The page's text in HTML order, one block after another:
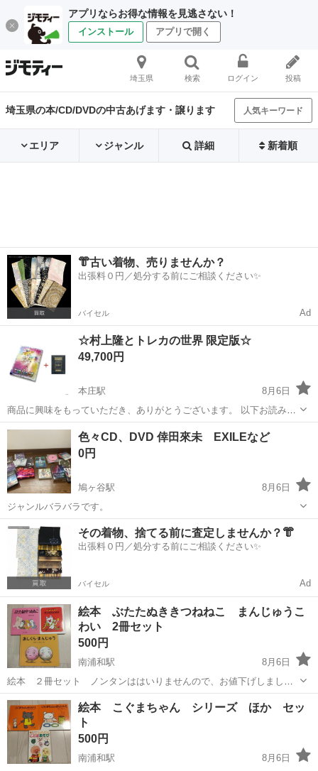
アプリならお得な情報を見逃さない！
インストール アプリで開く
埼玉県 検索 ログイン 投稿
埼玉県の本/CD/DVDの中古あげます・譲ります 人気キーワード
エリア ジャンル 詳細 新着順
👘古い着物、売りませんか？
出張料０円／処分する前にご相談ください✨
バイセル Ad
☆村上隆とトレカの世界 限定版☆
49,700円
本庄駅
8月6日
商品に興味をもっていただき、ありがとうございます。 以下お読みい
ただき、購入をお待ちしています。 【商品の説明】 商品名 : 村上隆と
トレカの世界 限定版 【商品の状態】 使用状況 :新品未開封 【その
他】 5セット ...
埼玉 本庄市 その他 トレカ
色々CD、DVD 倖田來未 EXILEなど
0円
鳩ヶ谷駅
8月6日
ジャンルバラバラです。
埼玉 川口市 鳩ヶ谷駅
その着物、捨てる前に査定しませんか？👘
出張料０円／処分する前にご相談ください✨
バイセル Ad
絵本 ぶたたぬききつねねこ まんじゅうこ
わい 2冊セット
500円
南浦和駅
8月6日
絵本 ２冊セット ノンタンははいりませんので、お値下げしました
美品かと思います ノークレームノークレーム ご近所でお取引可能な方
埼玉 さいたま市 南浦和駅 ノンタン
絵本 こぐまちゃん シリーズ ほか セッ
ト
500円
南浦和駅
8月6日